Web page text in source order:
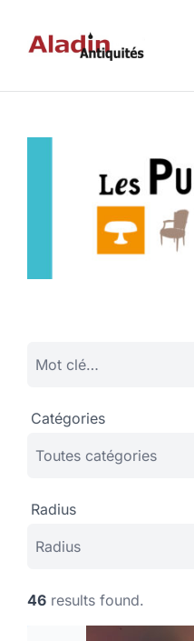
Catégories
Radius
46 results found.